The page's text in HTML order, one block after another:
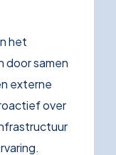
het
door samen
externe
over